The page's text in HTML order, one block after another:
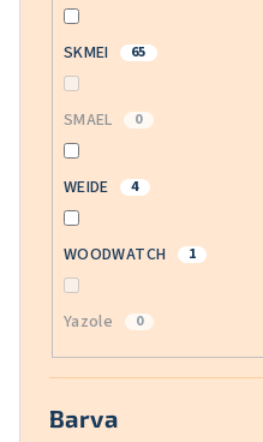
SKMEI 65
SMAEL 0
WEIDE 4
WOODWATCH 1
Yazole 0
Barva